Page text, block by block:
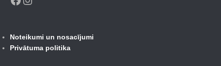
Noteikumi un nosacījumi
Privātuma politika